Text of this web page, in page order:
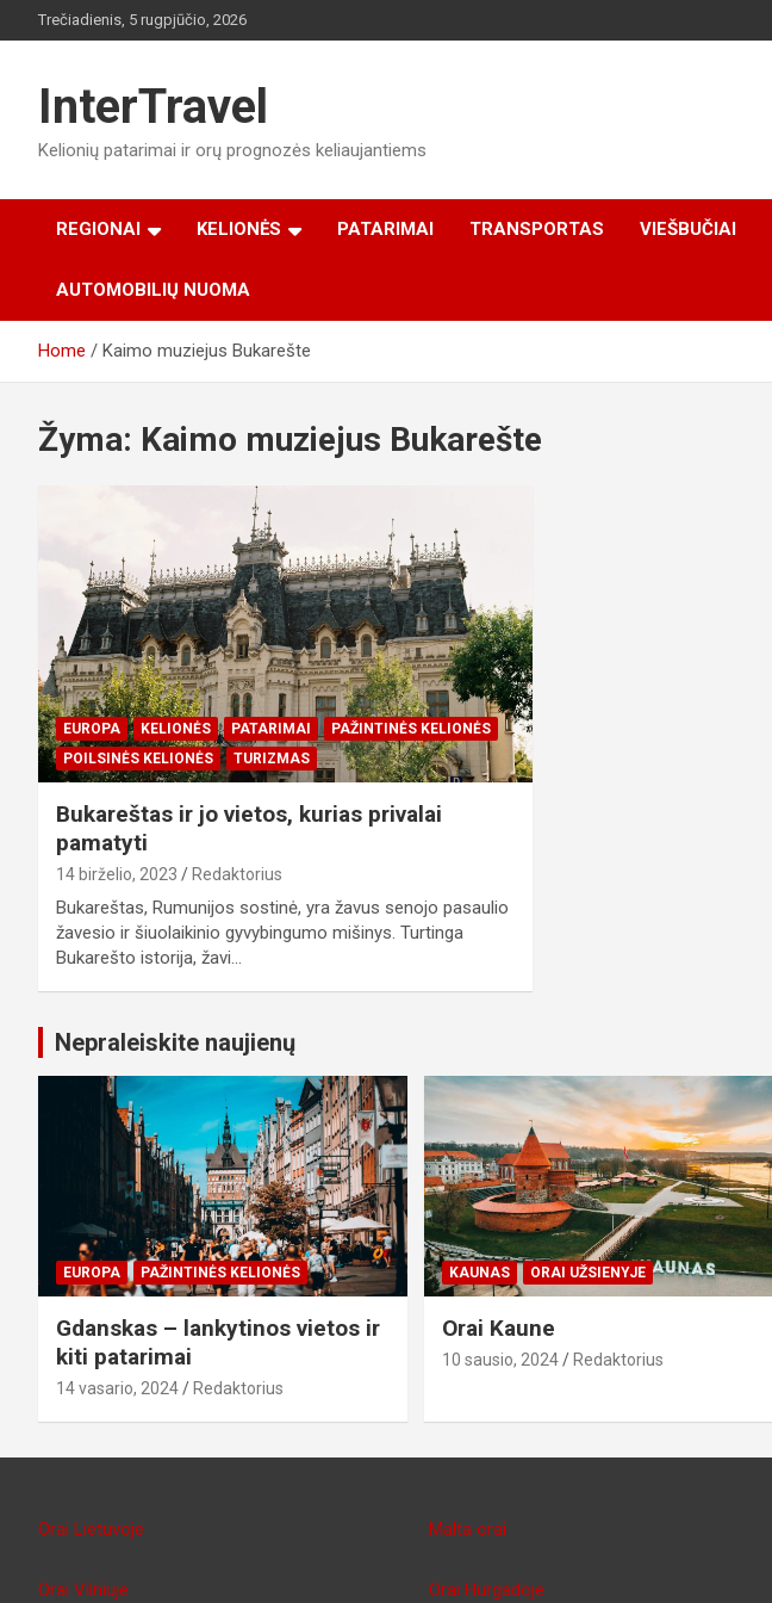
to
Trečiadienis, 5 rugpjūčio, 2026
InterTravel
Kelionių patarimai ir orų prognozės keliaujantiems
REGIONAI KELIONĖS PATARIMAI TRANSPORTAS VIEŠBUČIAI
AUTOMOBILIŲ NUOMA
Home Kaimo muziejus Bukarešte
Žyma: Kaimo muziejus Bukarešte
EUROPA KELIONĖS PATARIMAI
PAŽINTINĖS KELIONĖS
POILSINĖS KELIONĖS
TURIZMAS
Bukareštas ir jo vietos, kurias privalai
pamatyti
14 birželio, 2023 Redaktorius
Bukareštas, Rumunijos sostinė, yra žavus senojo pasaulio
žavesio ir šiuolaikinio gyvybingumo mišinys. Turtinga
Bukarešto istorija, žavi…
Nepraleiskite naujienų
EUROPA PAŽINTINĖS KELIONĖS
Gdanskas – lankytinos vietos ir
kiti patarimai
14 vasario, 2024 Redaktorius
KAUNAS ORAI UŽSIENYJE
Orai Kaune
10 sausio, 2024 Redaktorius
Orai Lietuvoje
Orai Vilniuje
Malta orai
Orai Hurgadoje